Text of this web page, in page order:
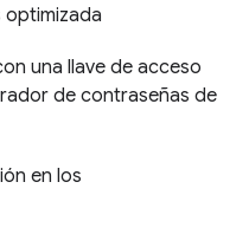
optimizada
una llave de acceso
de contraseñas de
en los